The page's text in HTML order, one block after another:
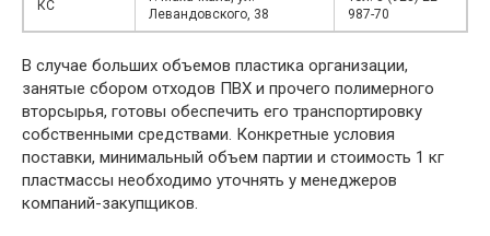
КС
Левандовского, 38
987-70
В случае больших объемов пластика организации,
занятые сбором отходов ПВХ и прочего полимерного
вторсырья, готовы обеспечить его транспортировку
собственными средствами. Конкретные условия
поставки, минимальный объем партии и стоимость 1 кг
пластмассы необходимо уточнять у менеджеров
компаний-закупщиков.